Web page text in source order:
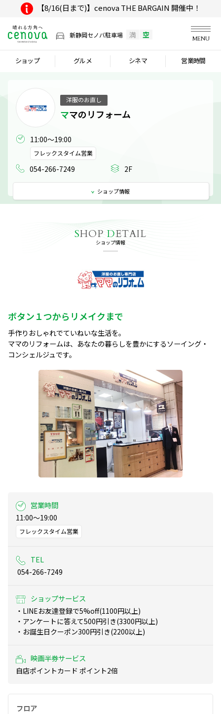
【8/16(日まで)】cenova THE BARGAIN 開催中！
新静岡セノバ駐車場 満 空 MENU
ショップ グルメ シネマ 営業時間
洋服のお直し
ママのリフォーム
11:00～19:00
フレックスタイム営業
054-266-7249 2F
ショップ情報
SHOP DETAIL
ショップ情報
ボタン１つからリメイクまで
手作りおしゃれでていねいな生活を。
ママのリフォームは、あなたの暮らしを豊かにするソーイング・
コンシェルジュです。
営業時間
11:00～19:00
フレックスタイム営業
TEL
054-266-7249
ショップサービス
・LINEお友達登録で5%off(1100円以上)
・アンケートに答えて500円引き(3300円以上)
・お誕生日クーポン300円引き(2200以上)
映画半券サービス
自店ポイントカード ポイント2倍
フロア